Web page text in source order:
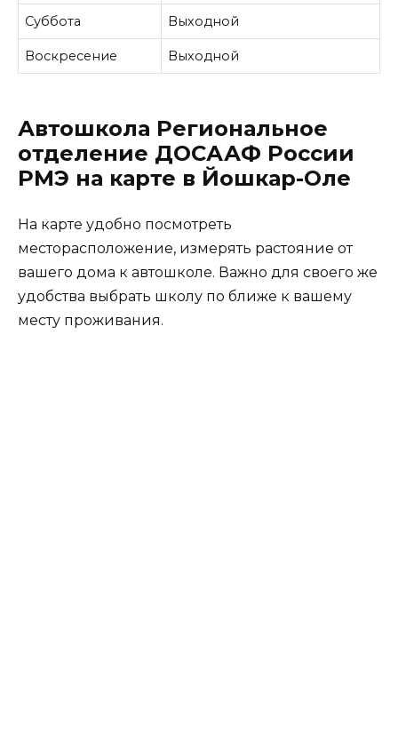
Суббота Выходной
Воскресение Выходной
Автошкола Региональное
отделение ДОСААФ России
РМЭ на карте в Йошкар-Оле
На карте удобно посмотреть
месторасположение, измерять растояние от
вашего дома к автошколе. Важно для своего же
удобства выбрать школу по ближе к вашему
месту проживания.